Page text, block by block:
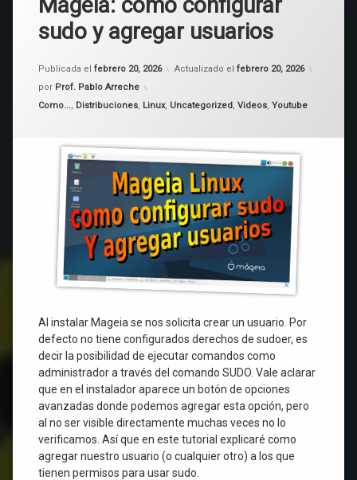
sudo y agregar usuarios
Publicada el febrero 20, 2026 Actualizado el febrero 20, 2026
por Prof. Pablo Arreche
Categorías:
Como..., Distribuciones, Linux, Uncategorized, Videos, Youtube
Al instalar Mageia se nos solicita crear un usuario. Por
defecto no tiene configurados derechos de sudoer, es
decir la posibilidad de ejecutar comandos como
administrador a través del comando SUDO. Vale aclarar
que en el instalador aparece un botón de opciones
avanzadas donde podemos agregar esta opción, pero
al no ser visible directamente muchas veces no lo
verificamos. Así que en este tutorial explicaré como
agregar nuestro usuario (o cualquier otro) a los que
tienen permisos para usar sudo.